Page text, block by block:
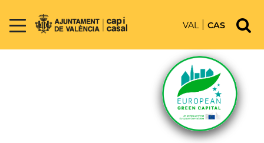
VAL CAS